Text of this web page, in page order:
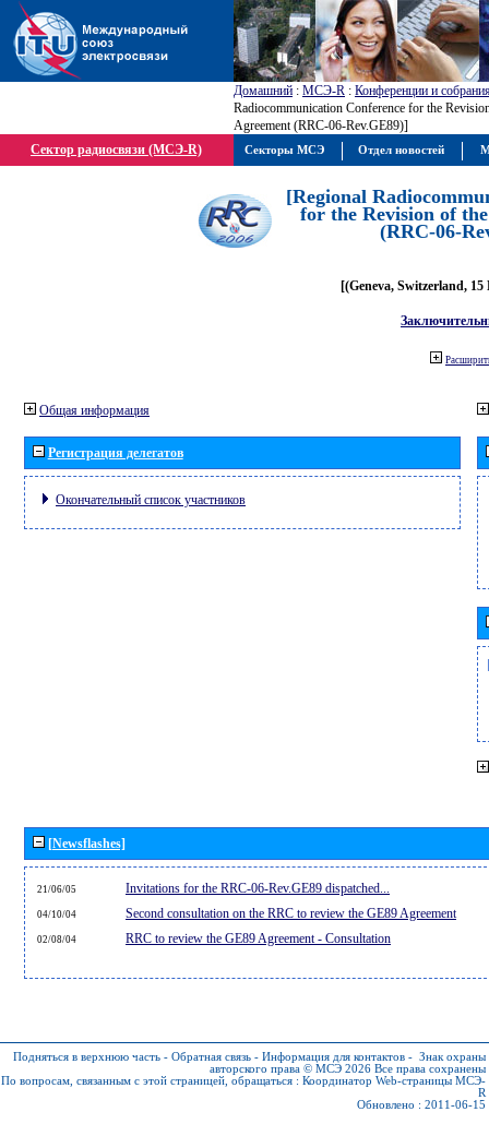
Домашний : МСЭ-R : Конференции и
Radiocommunication Conference for the
Agreement (RRC-06-Rev.GE89)]
Сектор радиосвязи (МСЭ-R)
[Regional
for the Revision of
(RRC-06-
[(Geneva, Switzerland, 15
Общая информация
Регистрация делегатов
Окончательный список участников
[Newsflashes]
21/06/05 Invitations for the RRC-06-Rev.GE89 dispatched...
04/10/04 Second consultation on the RRC to review the GE89 Agreement
02/08/04 RRC to review the GE89 Agreement - Consultation
Подняться в верхнюю часть - Обратная связь - Информация для контактов - Знак охраны
авторского права © МСЭ 2026 Все права сохранены
По вопросам, связанным с этой страницей, обращаться : Координатор Web-страницы МСЭ-
R
Обновлено : 2011-06-15
Секторы МСЭ Отдел новостей